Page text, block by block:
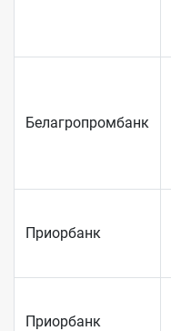
Белагропромбанк
Приорбанк
Приорбанк